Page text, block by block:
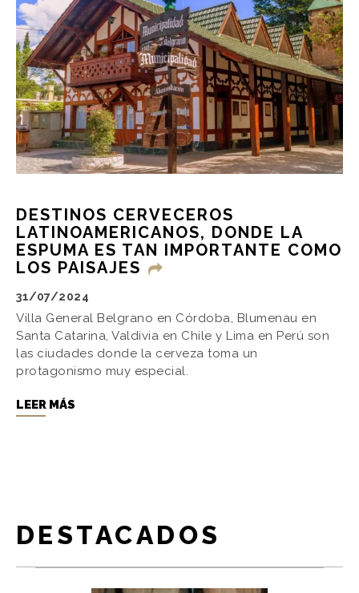
DESTINOS CERVECEROS
LATINOAMERICANOS, DONDE LA
ESPUMA ES TAN IMPORTANTE COMO
LOS PAISAJES
31/07/2024
Villa General Belgrano en Córdoba, Blumenau en
Santa Catarina, Valdivia en Chile y Lima en Perú son
las ciudades donde la cerveza toma un
protagonismo muy especial.
LEER MÁS
DESTACADOS